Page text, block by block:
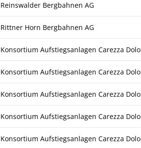
Reinswalder Bergbahnen AG
Rittner Horn Bergbahnen AG
Konsortium Aufstiegsanlagen Carezza
Konsortium Aufstiegsanlagen Carezza
Konsortium Aufstiegsanlagen Carezza
Konsortium Aufstiegsanlagen Carezza
Konsortium Aufstiegsanlagen Carezza